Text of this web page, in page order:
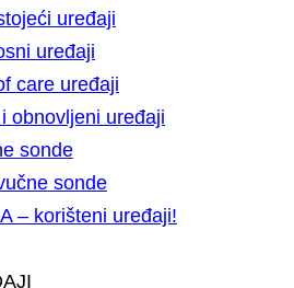
uređaji
uređaji
care uređaji
obnovljeni uređaji
sonde
sonde
– korišteni uređaji!